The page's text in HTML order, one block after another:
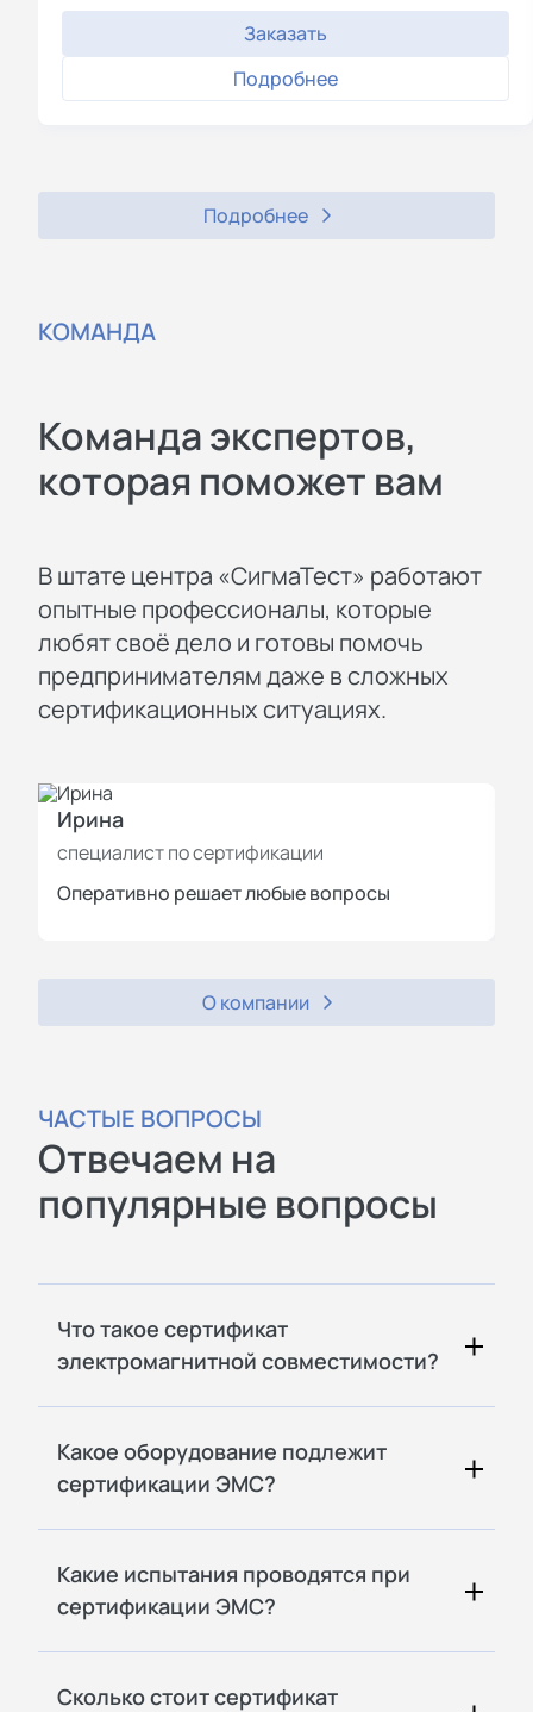
Заказать
Подробнее
Подробнее
КОМАНДА
Команда экспертов,
которая поможет вам
В штате центра «СигмаТест» работают
опытные профессионалы, которые
любят своё дело и готовы помочь
предпринимателям даже в сложных
сертификационных ситуациях.
Ирина
специалист по сертификации
Оперативно решает любые вопросы
О компании
ЧАСТЫЕ ВОПРОСЫ
Отвечаем на
популярные вопросы
Что такое сертификат
электромагнитной совместимости?
Какое оборудование подлежит
сертификации ЭМС?
Какие испытания проводятся при
сертификации ЭМС?
Сколько стоит сертификат